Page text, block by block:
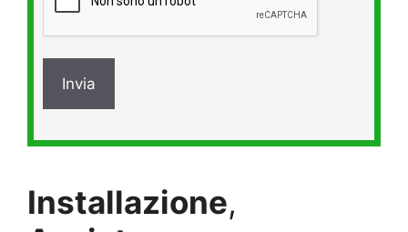
Installazione,